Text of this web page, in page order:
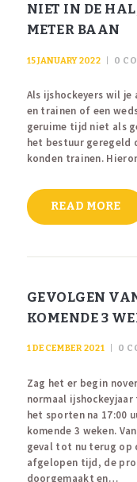
NIET IN DE
METER BAAN
15 JANUARY 2022 0
Als ijshockeyers wil
en trainen of een
geruime tijd niet als
het bestuur geregeld
konden trainen.
READ MORE
GEVOLGEN
KOMENDE 3
1 DECEMBER 2021 0
Zag het er begin
normaal
het sporten na 17:00
komende 3 weken.
geval tot nu terug op
afgelopen tijd, de
doorgemaakt en…